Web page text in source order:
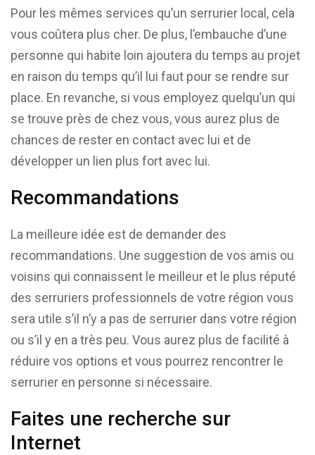
Pour les mêmes services qu’un serrurier local, cela
vous coûtera plus cher. De plus, l’embauche d’une
personne qui habite loin ajoutera du temps au projet
en raison du temps qu’il lui faut pour se rendre sur
place. En revanche, si vous employez quelqu’un qui
se trouve près de chez vous, vous aurez plus de
chances de rester en contact avec lui et de
développer un lien plus fort avec lui.
Recommandations
La meilleure idée est de demander des
recommandations. Une suggestion de vos amis ou
voisins qui connaissent le meilleur et le plus réputé
des serruriers professionnels de votre région vous
sera utile s’il n’y a pas de serrurier dans votre région
ou s’il y en a très peu. Vous aurez plus de facilité à
réduire vos options et vous pourrez rencontrer le
serrurier en personne si nécessaire.
Faites une recherche sur
Internet